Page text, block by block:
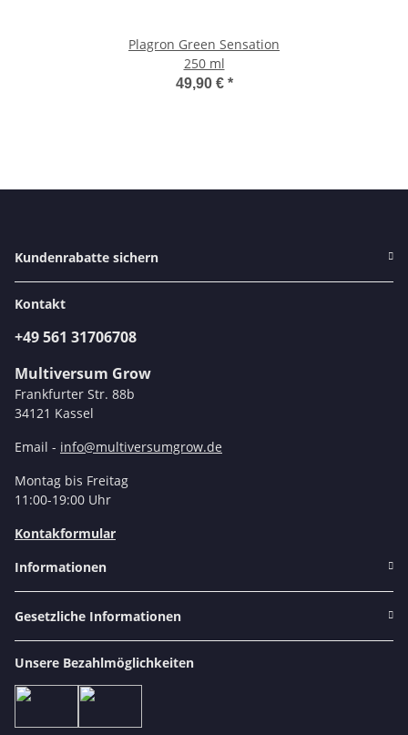
Plagron Green Sensation
250 ml
49,90 € *
Kundenrabatte sichern
Kontakt
+49 561 31706708
Multiversum Grow
Frankfurter Str. 88b
34121 Kassel
Email - info@multiversumgrow.de
Montag bis Freitag
11:00-19:00 Uhr
Kontakformular
Informationen
Gesetzliche Informationen
Unsere Bezahlmöglichkeiten